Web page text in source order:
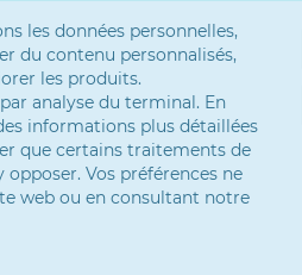
les données personnelles,
du contenu personnalisés,
les produits.
analyse du terminal. En
informations plus détaillées
que certains traitements de
Vos préférences ne
web ou en consultant notre